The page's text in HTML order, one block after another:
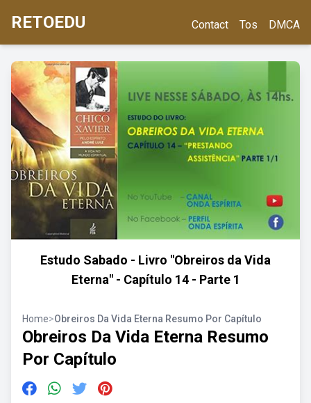
RETOEDU Contact Tos DMCA
Estudo Sabado - Livro "Obreiros da Vida
Eterna" - Capítulo 14 - Parte 1
Home>Obreiros Da Vida Eterna Resumo Por Capítulo
Obreiros Da Vida Eterna Resumo
Por Capítulo